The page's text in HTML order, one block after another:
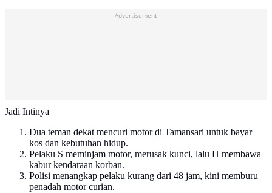
Advertisement
Jadi Intinya
Dua teman dekat mencuri motor di Tamansari untuk bayar
kos dan kebutuhan hidup.
Pelaku S meminjam motor, merusak kunci, lalu H membawa
kabur kendaraan korban.
Polisi menangkap pelaku kurang dari 48 jam, kini memburu
penadah motor curian.